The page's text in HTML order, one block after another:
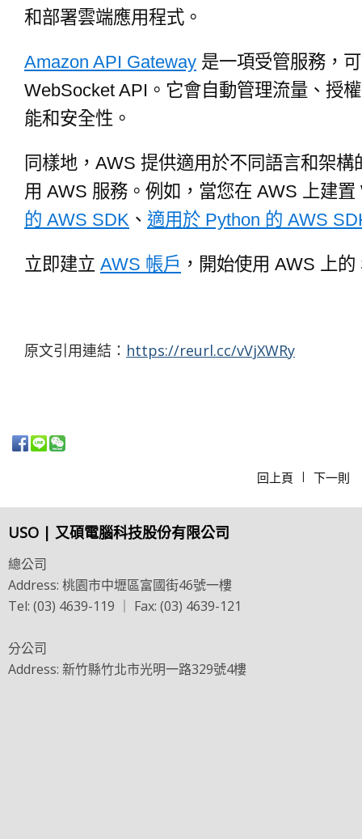
和部署雲端應用程式。
Amazon API Gateway 是一項受管服務，
WebSocket API。它會自動管理流量、授
能和安全性。
同樣地，AWS 提供適用於不同語言和架
用 AWS 服務。例如，當您在 AWS 上建
的 AWS SDK 、 適用於 Python 的 AWS
立即建立 AWS 帳戶 ，開始使用 AWS 上
原文引用連結： https://reurl.cc/vVjXWRy
回上頁 | 下一則
USO | 又碩電腦科技股份有限公司
總公司
Address: 桃園市中壢區富國街46號一樓
Tel: (03) 4639-119 ｜ Fax: (03) 4639-121
分公司
Address: 新竹縣竹北市光明一路329號4樓